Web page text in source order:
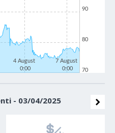
4 August
0:00
7 August
0:00
70
80
90
- 03/04/2025